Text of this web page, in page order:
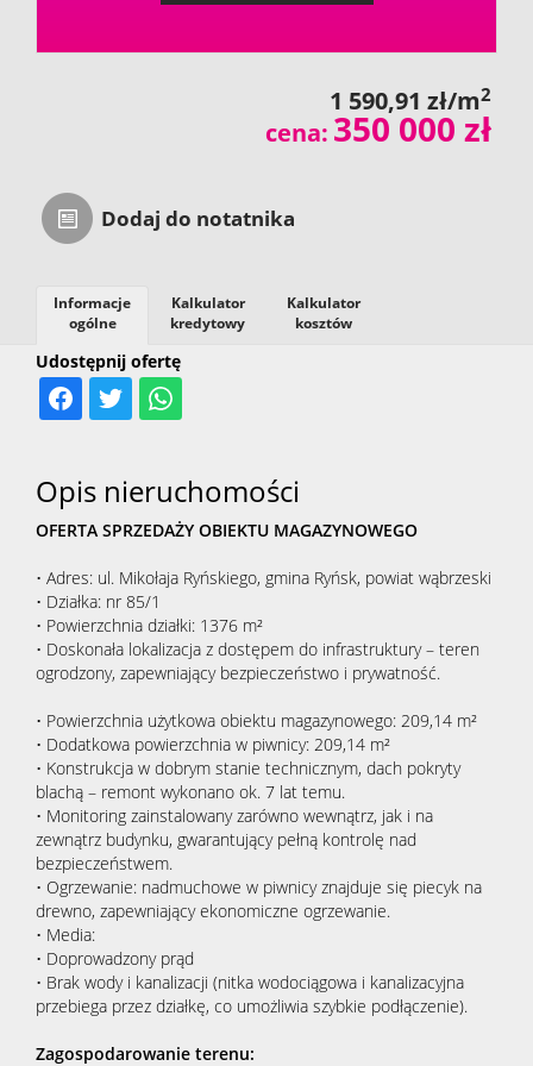
1 590,91 zł/m2
cena: 350 000 zł
Dodaj do notatnika
Udostępnij ofertę
Informacje
ogólne
Kalkulator
kredytowy
Kalkulator
kosztów
Opis nieruchomości
OFERTA SPRZEDAŻY OBIEKTU MAGAZYNOWEGO
• Adres: ul. Mikołaja Ryńskiego, gmina Ryńsk, powiat wąbrzeski
• Działka: nr 85/1
• Powierzchnia działki: 1376 m²
• Doskonała lokalizacja z dostępem do infrastruktury – teren
ogrodzony, zapewniający bezpieczeństwo i prywatność.
• Powierzchnia użytkowa obiektu magazynowego: 209,14 m²
• Dodatkowa powierzchnia w piwnicy: 209,14 m²
• Konstrukcja w dobrym stanie technicznym, dach pokryty
blachą – remont wykonano ok. 7 lat temu.
• Monitoring zainstalowany zarówno wewnątrz, jak i na
zewnątrz budynku, gwarantujący pełną kontrolę nad
bezpieczeństwem.
• Ogrzewanie: nadmuchowe w piwnicy znajduje się piecyk na
drewno, zapewniający ekonomiczne ogrzewanie.
• Media:
• Doprowadzony prąd
• Brak wody i kanalizacji (nitka wodociągowa i kanalizacyjna
przebiega przez działkę, co umożliwia szybkie podłączenie).
Zagospodarowanie terenu: